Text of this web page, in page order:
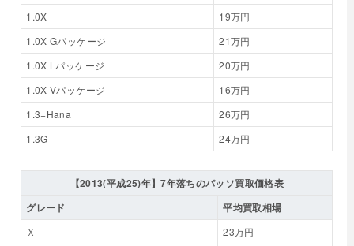
1.0X
19万円
1.0X Gパッケージ
21万円
1.0X Lパッケージ
20万円
1.0X Vパッケージ
16万円
1.3+Hana
26万円
1.3G
24万円
【2013(平成25)年】7年落ちのパッソ買取価格表
グレード
平均買取相場
Ｘ
23万円